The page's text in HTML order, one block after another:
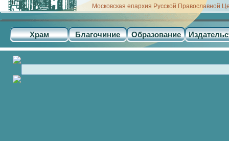
Московская епархия Русской Православной
Храм Благочиние Образование